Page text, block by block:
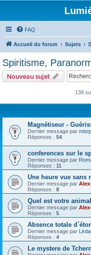
FAQ
Accueil du forum Sujets
Spiritisme,
Nouveau sujet
138
Magnétiseur -
Dernier message par
Réponses : 54
conferences sur le
Dernier message par
Réponses : 11
Une heure vue sans
Dernier message par
Réponses : 8
Quel est votre
Dernier message par
Réponses : 5
Absence totale
Dernier message par
Réponses : 4
Le mystere de